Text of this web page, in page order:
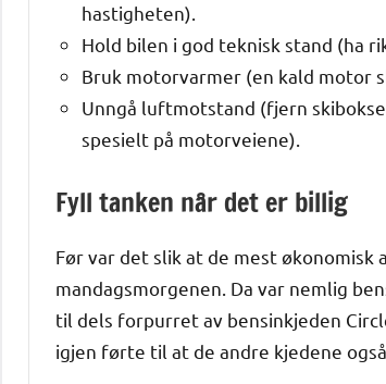
hastigheten).
Hold bilen i god teknisk stand (ha
Bruk motorvarmer (en kald motor
Unngå luftmotstand (fjern
spesielt på motorveiene).
Fyll tanken når det er billig
Før var det slik at de mest
mandagsmorgenen. Da var nemlig
til dels forpurret av bensinkjeden
igjen førte til at de andre kjedene